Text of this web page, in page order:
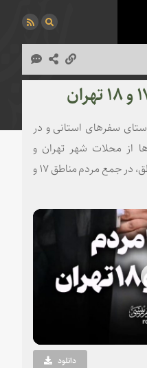
سفرهای استانی و در
از محلات شهر تهران و
پیگیری مشکلات مردم این مناطق، در جمع مردم مناطق ۱۷ و
دانلود